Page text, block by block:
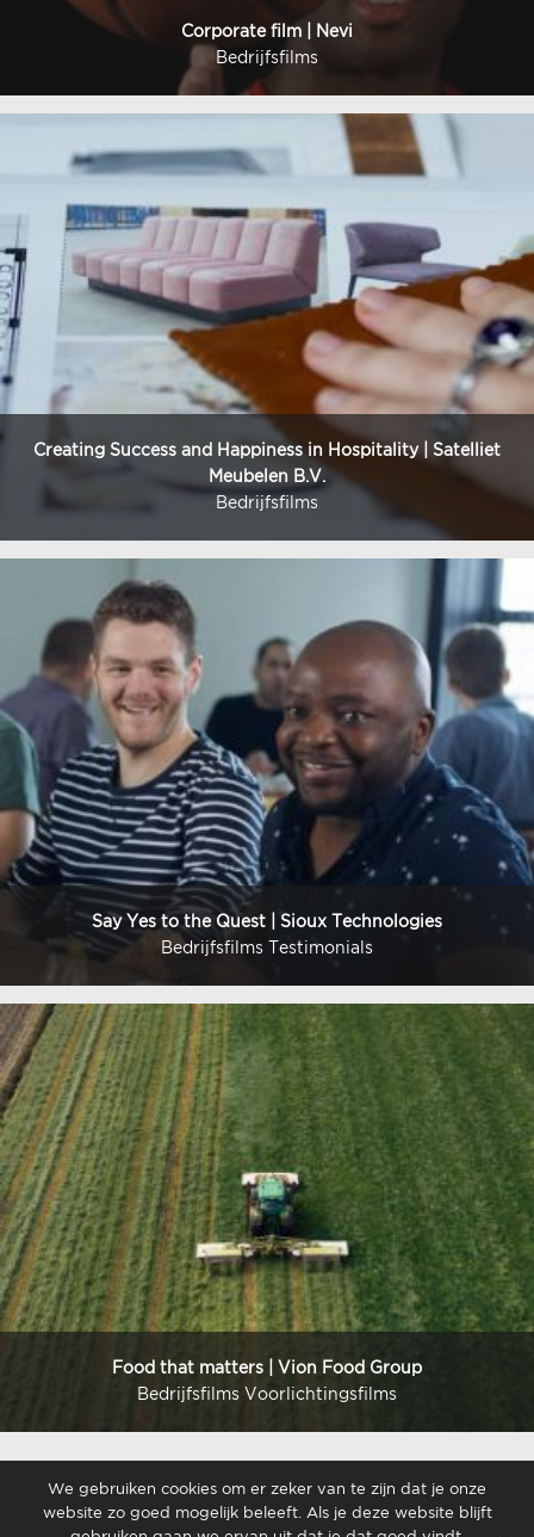
Corporate film | Nevi
Bedrijfsfilms
Creating Success and Happiness in Hospitality | Satelliet
Meubelen B.V.
Bedrijfsfilms
Say Yes to the Quest | Sioux Technologies
Bedrijfsfilms Testimonials
Food that matters | Vion Food Group
Bedrijfsfilms Voorlichtingsfilms
We gebruiken cookies om er zeker van te zijn dat je onze
website zo goed mogelijk beleeft. Als je deze website blijft